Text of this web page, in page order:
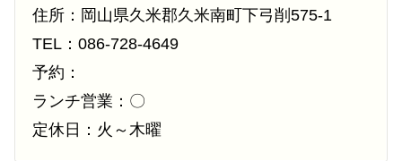
住所：岡山県久米郡久米南町下弓削575-1
TEL：086-728-4649
予約：
ランチ営業：〇
定休日：火～木曜